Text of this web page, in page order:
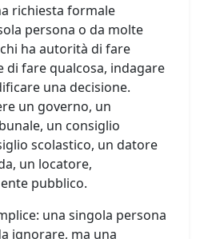
richiesta formale
persona o da molte
ha autorità di fare
di fare qualcosa, indagare
una decisione.
un governo, un
un consiglio
scolastico, un datore
un locatore,
pubblico.
una singola persona
ignorare, ma una